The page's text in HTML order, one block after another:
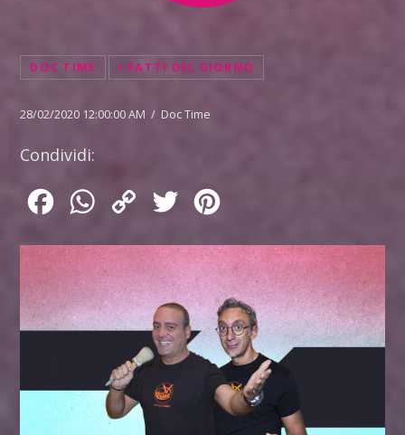
DOC TIME I FATTI DEL GIORNO
28/02/2020 12:00:00 AM / Doc Time
Condividi:
FacebookWhatsApp
Copy
Twitter